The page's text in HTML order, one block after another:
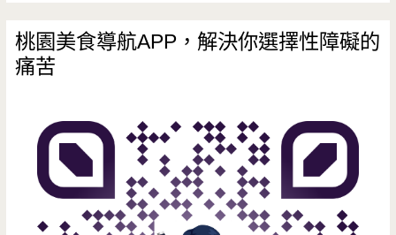
桃園美食導航APP，解決你選擇性障礙的
痛苦